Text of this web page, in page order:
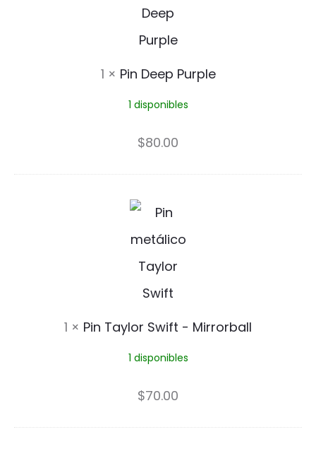
i
n
e
p
p
l
e
1 × Pin Deep Purple
1 disponibles
$80.00
P
i
n
T
l
o
1 × Pin Taylor Swift - Mirrorball
1 disponibles
$70.00